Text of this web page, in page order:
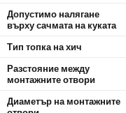
Допустимо налягане
върху сачмата на куката
Тип топка на хич
Разстояние между
монтажните отвори
Диаметър на монтажните